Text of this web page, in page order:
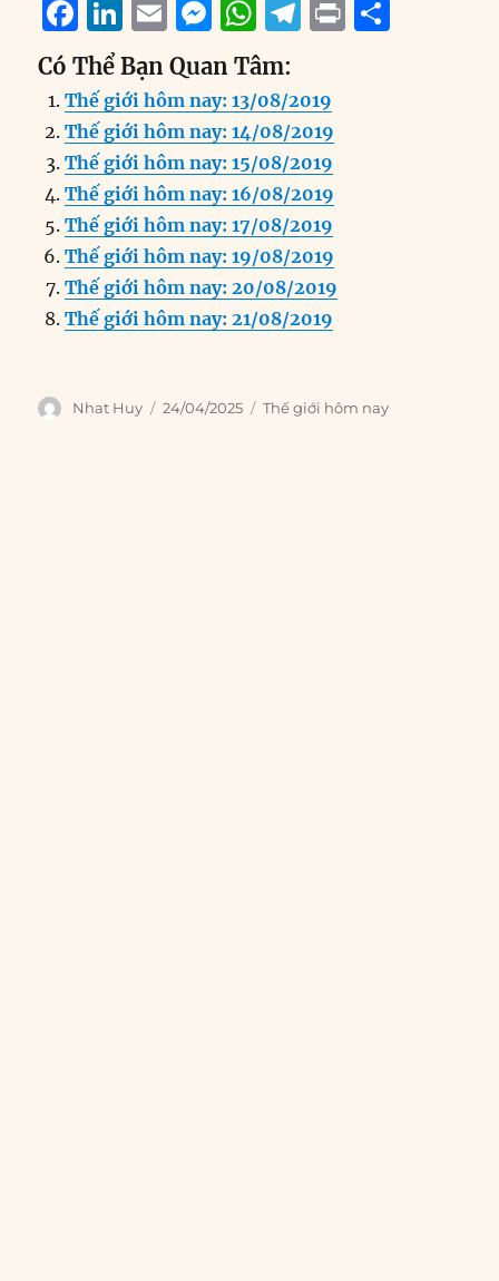
F
a
c
e
b
o
o
k
Li
n
k
e
d
I
n
E
m
ai
l
M
ss
e
n
g
er
W
h
at
s
A
p
p
T
e
g
r
a
m
P
Có Thể Bạn Quan Tâm:
Thế giới hôm nay: 13/08/2019
Thế giới hôm nay: 14/08/2019
Thế giới hôm nay: 15/08/2019
Thế giới hôm nay: 16/08/2019
Thế giới hôm nay: 17/08/2019
Thế giới hôm nay: 19/08/2019
Thế giới hôm nay: 20/08/2019
Thế giới hôm nay: 21/08/2019
Author
Nhat Huy
Posted
24/04/2025 Categories
Thế giới hôm nay